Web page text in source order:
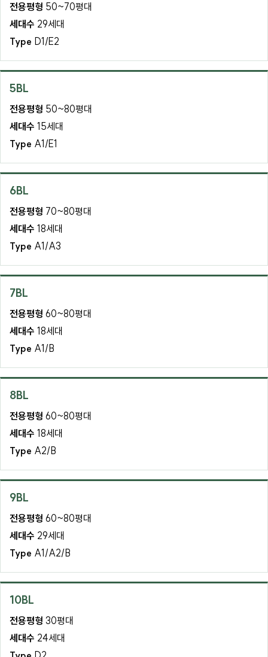
전용평형 50~70평대
세대수 29세대
Type D1/E2
5BL
전용평형 50~80평대
세대수 15세대
Type A1/E1
6BL
전용평형 70~80평대
세대수 18세대
Type A1/A3
7BL
전용평형 60~80평대
세대수 18세대
Type A1/B
8BL
전용평형 60~80평대
세대수 18세대
Type A2/B
9BL
전용평형 60~80평대
세대수 29세대
Type A1/A2/B
10BL
전용평형 30평대
세대수 24세대